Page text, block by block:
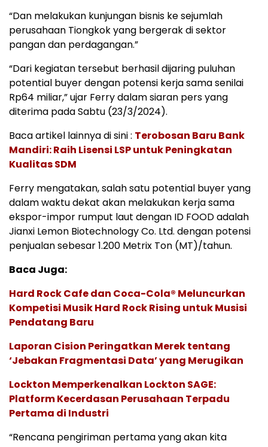
“Dan melakukan kunjungan bisnis ke sejumlah
perusahaan Tiongkok yang bergerak di sektor
pangan dan perdagangan.”
“Dari kegiatan tersebut berhasil dijaring puluhan
potential buyer dengan potensi kerja sama senilai
Rp64 miliar,” ujar Ferry dalam siaran pers yang
diterima pada Sabtu (23/3/2024).
Baca artikel lainnya di sini : Terobosan Baru Bank
Mandiri: Raih Lisensi LSP untuk Peningkatan
Kualitas SDM
Ferry mengatakan, salah satu potential buyer yang
dalam waktu dekat akan melakukan kerja sama
ekspor-impor rumput laut dengan ID FOOD adalah
Jianxi Lemon Biotechnology Co. Ltd. dengan potensi
penjualan sebesar 1.200 Metrix Ton (MT)/tahun.
Baca Juga:
Hard Rock Cafe dan Coca-Cola® Meluncurkan
Kompetisi Musik Hard Rock Rising untuk Musisi
Pendatang Baru
Laporan Cision Peringatkan Merek tentang
‘Jebakan Fragmentasi Data’ yang Merugikan
Lockton Memperkenalkan Lockton SAGE:
Platform Kecerdasan Perusahaan Terpadu
Pertama di Industri
“Rencana pengiriman pertama yang akan kita